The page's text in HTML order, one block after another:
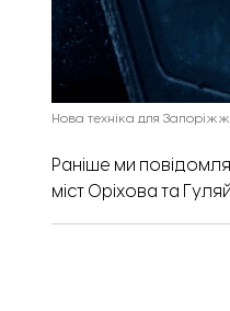
Нова техніка для
Раніше ми
міст Оріхова та